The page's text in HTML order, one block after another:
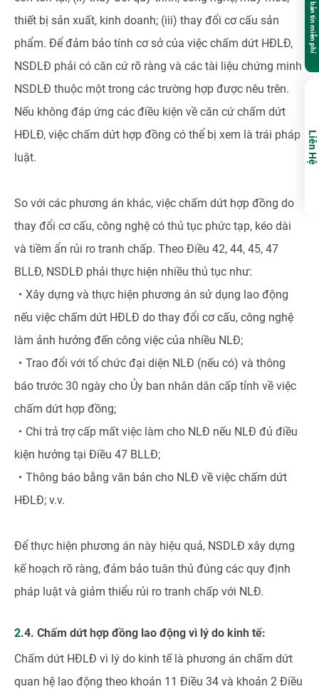
thiết bị sản xuất, kinh doanh; (iii) thay đổi cơ cấu sản
phẩm. Để đảm bảo tính cơ sở của việc chấm dứt HĐLĐ,
NSDLĐ phải có căn cứ rõ ràng và các tài liệu chứng minh
NSDLĐ thuộc một trong các trường hợp được nêu trên.
Nếu không đáp ứng các điều kiện về căn cứ chấm dứt
HĐLĐ, việc chấm dứt hợp đồng có thể bị xem là trái pháp
luật.
So với các phương án khác, việc chấm dứt hợp đồng do
thay đổi cơ cấu, công nghệ có thủ tục phức tạp, kéo dài
và tiềm ẩn rủi ro tranh chấp. Theo Điều 42, 44, 45, 47
BLLĐ, NSDLĐ phải thực hiện nhiều thủ tục như:
・ Xây dựng và thực hiện phương án sử dụng lao động
nếu việc chấm dứt HĐLĐ do thay đổi cơ cấu, công nghệ
làm ảnh hưởng đến công việc của nhiều NLĐ;
・ Trao đổi với tổ chức đại diện NLĐ (nếu có) và thông
báo trước 30 ngày cho Ủy ban nhân dân cấp tỉnh về việc
chấm dứt hợp đồng;
・ Chi trả trợ cấp mất việc làm cho NLĐ nếu NLĐ đủ điều
kiện hưởng tại Điều 47 BLLĐ;
・ Thông báo bằng văn bản cho NLĐ về việc chấm dứt
HĐLĐ; v.v.
Để thực hiện phương án này hiệu quả, NSDLĐ xây dựng
kế hoạch rõ ràng, đảm bảo tuân thủ đúng các quy định
pháp luật và giảm thiểu rủi ro tranh chấp với NLĐ.
2.4. Chấm dứt hợp đồng lao động vì lý do kinh tế:
Chấm dứt HĐLĐ vì lý do kinh tế là phương án chấm dứt
quan hệ lao động theo khoản 11 Điều 34 và khoản 2 Điều
Liên Hệ